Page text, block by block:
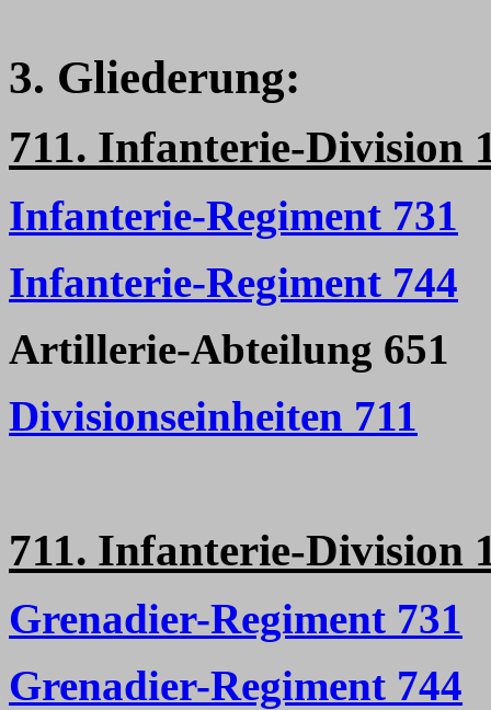
3. Gliederung:
711. Infanterie-Division
Infanterie-Regiment 731
Infanterie-Regiment 744
Artillerie-Abteilung 651
Divisionseinheiten 711
711. Infanterie-Division
Grenadier-Regiment 731
Grenadier-Regiment 744